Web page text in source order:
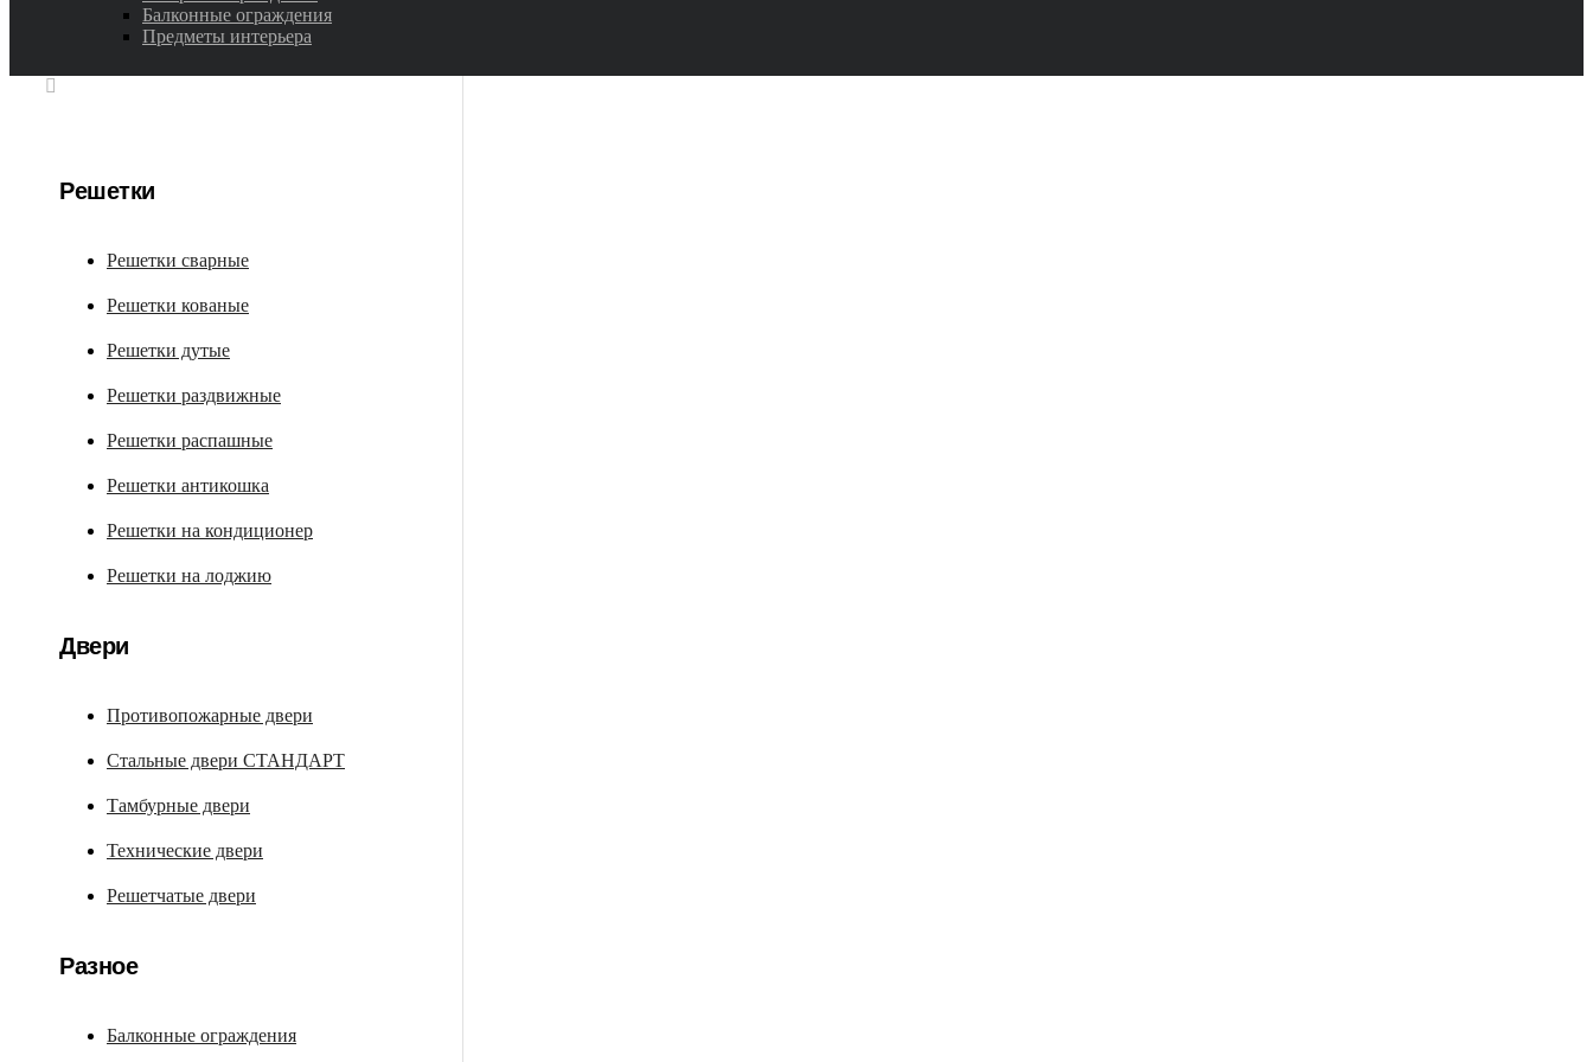
Балконные ограждения
Предметы интерьера
Решетки
Решетки сварные
Решетки кованые
Решетки дутые
Решетки раздвижные
Решетки распашные
Решетки антикошка
Решетки на кондиционер
Решетки на лоджию
Двери
Противопожарные двери
Стальные двери СТАНДАРТ
Тамбурные двери
Технические двери
Решетчатые двери
Разное
Балконные ограждения